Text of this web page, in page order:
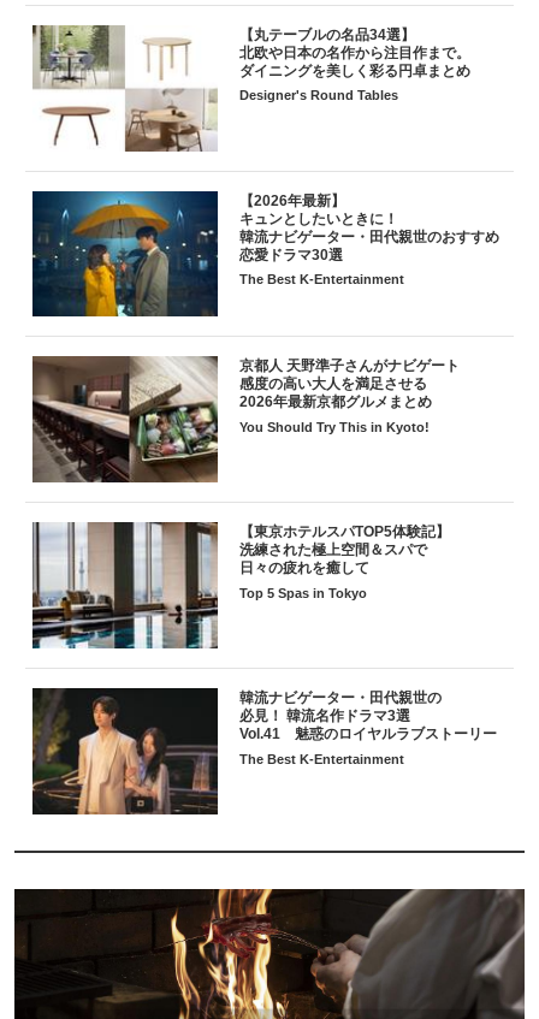
【丸テーブルの名品34選】
北欧や日本の名作から注目作まで。
ダイニングを美しく彩る円卓まとめ
Designer's Round Tables
【2026年最新】
キュンとしたいときに！
韓流ナビゲーター・田代親世のおすすめ
恋愛ドラマ30選
The Best K-Entertainment
京都人 天野準子さんがナビゲート
感度の高い大人を満足させる
2026年最新京都グルメまとめ
You Should Try This in Kyoto!
【東京ホテルスパTOP5体験記】
洗練された極上空間＆スパで
日々の疲れを癒して
Top 5 Spas in Tokyo
韓流ナビゲーター・田代親世の
必見！ 韓流名作ドラマ3選
Vol.41 魅惑のロイヤルラブストーリー
The Best K-Entertainment